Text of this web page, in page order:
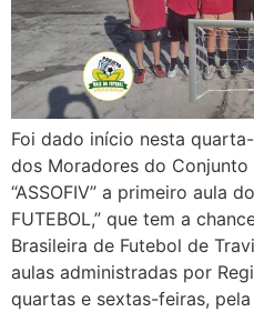
Foi dado início nesta
dos Moradores do Conjunto
“ASSOFIV” a primeiro aula
FUTEBOL,” que tem a
Brasileira de Futebol de
aulas administradas por
quartas e sextas-feiras,